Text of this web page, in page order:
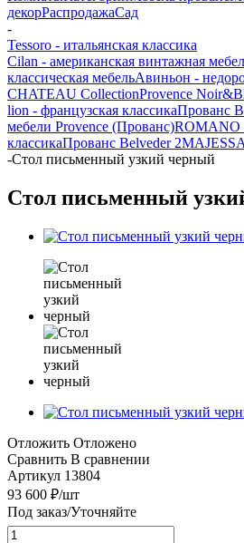
декорРаспродажаСад
-
Tessoro - итальянская классика
Cilan - американская винтажная
классическая мебельАвиньон -
CHATEAU CollectionProvence
lion - французская классикаПрованс
мебели Provence (Прованс)ROMANO
классикаПрованс Belveder 2
-Стол письменный узкий черный
Стол письменный
Отложить Отложено
Сравнить В сравнении
Артикул 13804
93 600 ₽/шт
Под заказ/Уточняйте